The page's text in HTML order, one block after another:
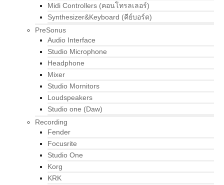
Midi Controllers (คอนโทรลเลอร์)
Synthesizer&Keyboard (คีย์บอร์ด)
PreSonus
Audio Interface
Studio Microphone
Headphone
Mixer
Studio Mornitors
Loudspeakers
Studio one (Daw)
Recording
Fender
Focusrite
Studio One
Korg
KRK